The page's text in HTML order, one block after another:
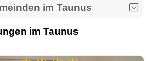
im Taunus
im Taunus